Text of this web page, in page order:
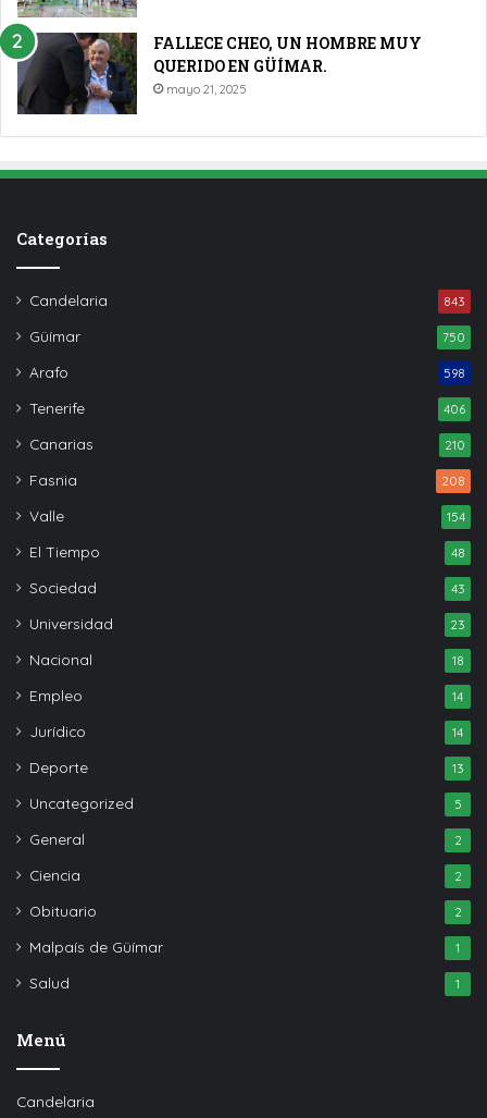
FALLECE CHEO, UN HOMBRE MUY
QUERIDO EN GÜÍMAR.
mayo 21, 2025
Categorías
Candelaria 843
Güímar 750
Arafo 598
Tenerife 406
Canarias 210
Fasnia 208
Valle 154
El Tiempo 48
Sociedad 43
Universidad 23
Nacional 18
Empleo 14
Jurídico 14
Deporte 13
Uncategorized 5
General 2
Ciencia 2
Obituario 2
Malpaís de Güímar 1
Salud 1
Menú
Candelaria